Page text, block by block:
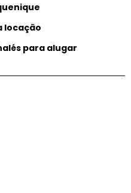
locação
para alugar